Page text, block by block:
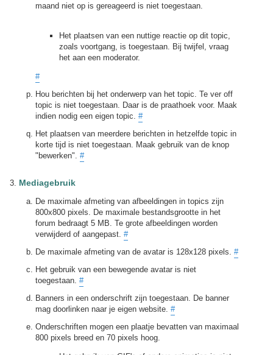
maand niet op is gereageerd is niet toegestaan.
Het plaatsen van een nuttige reactie op dit topic,
zoals voortgang, is toegestaan. Bij twijfel, vraag
het aan een moderator.
#
Hou berichten bij het onderwerp van het topic. Te ver off
topic is niet toegestaan. Daar is de praathoek voor. Maak
indien nodig een eigen topic. #
Het plaatsen van meerdere berichten in hetzelfde topic in
korte tijd is niet toegestaan. Maak gebruik van de knop
"bewerken". #
Mediagebruik
De maximale afmeting van afbeeldingen in topics zijn
800x800 pixels. De maximale bestandsgrootte in het
forum bedraagt 5 MB. Te grote afbeeldingen worden
verwijderd of aangepast. #
De maximale afmeting van de avatar is 128x128 pixels. #
Het gebruik van een bewegende avatar is niet
toegestaan. #
Banners in een onderschrift zijn toegestaan. De banner
mag doorlinken naar je eigen website. #
Onderschriften mogen een plaatje bevatten van maximaal
800 pixels breed en 70 pixels hoog.